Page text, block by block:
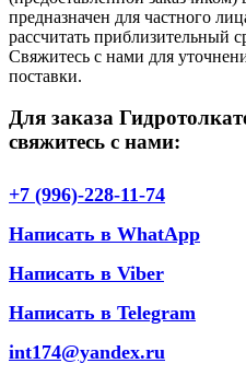
предназначен для частного
рассчитать приблизительный
Свяжитесь с нами для
поставки.
Для заказа
свяжитесь с нами:
+7 (996)-228-11-74
Написать в WhatApp
Написать в Viber
Написать в Telegram
int174@yandex.ru